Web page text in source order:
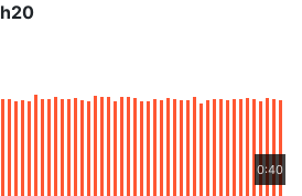
0:40